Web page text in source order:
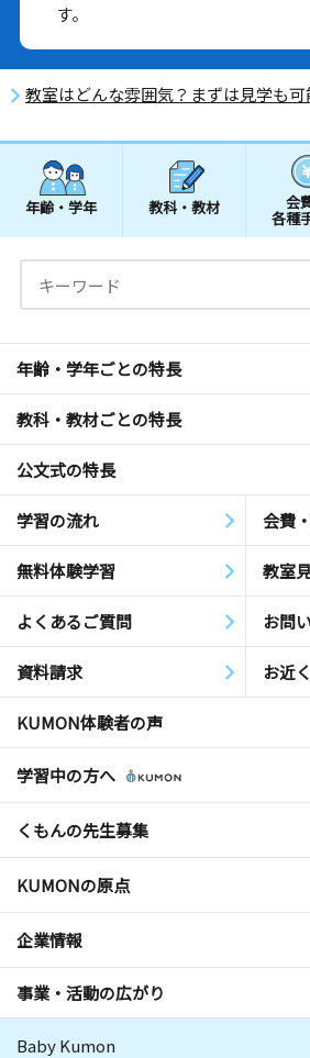
す。
教室はどんな雰囲気？まずは見学も可
年齢・学年 教科・教材 会
各種
年齢・学年ごとの特長
教科・教材ごとの特長
公文式の特長
学習の流れ 会費
無料体験学習 教室
よくあるご質問 お問
資料請求 お近
KUMON体験者の声
学習中の方へ
くもんの先生募集
KUMONの原点
企業情報
事業・活動の広がり
Baby Kumon